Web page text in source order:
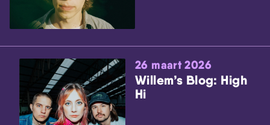
26 maart 2026
Willem’s Blog: High
Hi